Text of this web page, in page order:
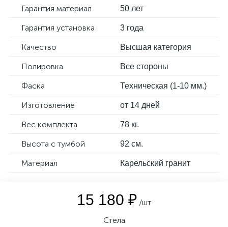
Гарантия материал 50 лет
Гарантия установка 3 года
Качество Высшая категория
Полировка Все стороны
Фаска Техническая (1-10 мм.)
Изготовление от 14 дней
Вес комплекта 78 кг.
Высота с тумбой 92 см.
Материал Карельский гранит
15 180 ₽ /шт
Стела